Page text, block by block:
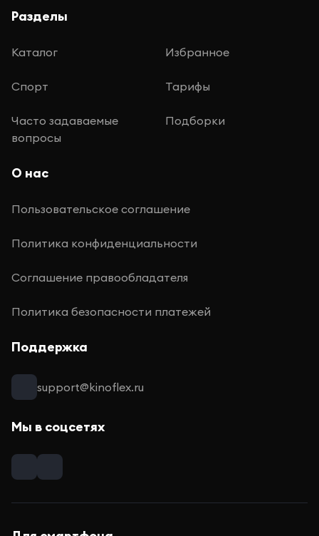
Разделы
Каталог Избранное
Спорт Тарифы
Часто задаваемые
вопросы
Подборки
О нас
Пользовательское соглашение
Политика конфиденциальности
Соглашение правообладателя
Политика безопасности платежей
Поддержка
support@kinoflex.ru
Мы в соцсетях